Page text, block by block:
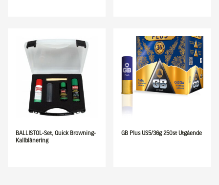
BALLISTOL-Set, Quick Browning-
Kallblånering
GB Plus US5/36g 250st Utgående